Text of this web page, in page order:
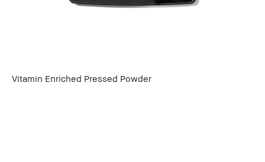
Vitamin Enriched Pressed Powder